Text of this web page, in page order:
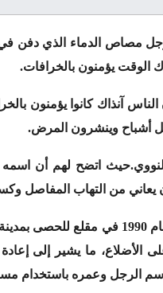
مصاص الدماء الذي دفن في
الوقت يؤمنون بالخرافات.
الناس آنذاك كانوا يؤمنون
أشباح وينشرون المرض.
اتضح لهم أن
من التهاب المفاصل
وقد عثر على رفات الرجل عام
ما يشير إلى
الرجل وعمره باستخدام